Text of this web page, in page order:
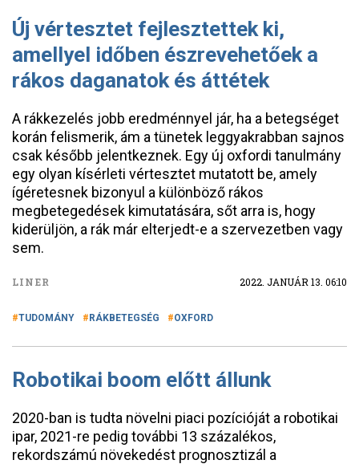
Új vértesztet fejlesztettek ki,
amellyel időben észrevehetőek a
rákos daganatok és áttétek
A rákkezelés jobb eredménnyel jár, ha a betegséget
korán felismerik, ám a tünetek leggyakrabban sajnos
csak később jelentkeznek. Egy új oxfordi tanulmány
egy olyan kísérleti vértesztet mutatott be, amely
ígéretesnek bizonyul a különböző rákos
megbetegedések kimutatására, sőt arra is, hogy
kiderüljön, a rák már elterjedt-e a szervezetben vagy
sem.
LINER 2022. JANUÁR 13. 06:10
TUDOMÁNY RÁKBETEGSÉG OXFORD
Robotikai boom előtt állunk
2020-ban is tudta növelni piaci pozícióját a robotikai
ipar, 2021-re pedig további 13 százalékos,
rekordszámú növekedést prognosztizál a